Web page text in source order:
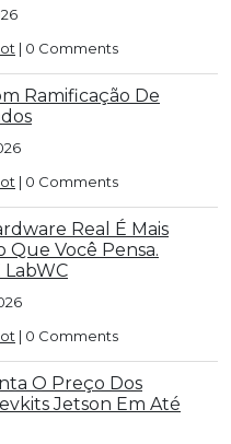
| 0 Comments
Ramificação De
| 0 Comments
Real É Mais
Que Você Pensa.
LabWC
| 0 Comments
O Preço Dos
Jetson Em Até